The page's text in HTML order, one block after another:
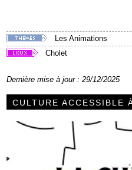
Les Animations
Cholet
Dernière mise à jour : 29/12/2025
CULTURE ACCESSIBLE